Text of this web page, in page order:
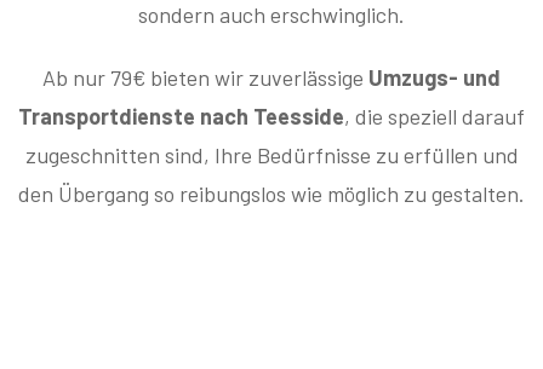
sondern auch erschwinglich.
Ab nur 79€ bieten wir zuverlässige Umzugs- und
Transportdienste nach Teesside, die speziell darauf
zugeschnitten sind, Ihre Bedürfnisse zu erfüllen und
den Übergang so reibungslos wie möglich zu gestalten.